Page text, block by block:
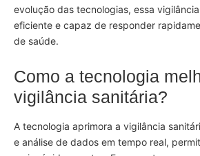
evolução das tecnologias, essa
eficiente e capaz de responder
de saúde.
Como a tecnologia
vigilância sanitária?
A tecnologia aprimora a vigilância
e análise de dados em tempo real,